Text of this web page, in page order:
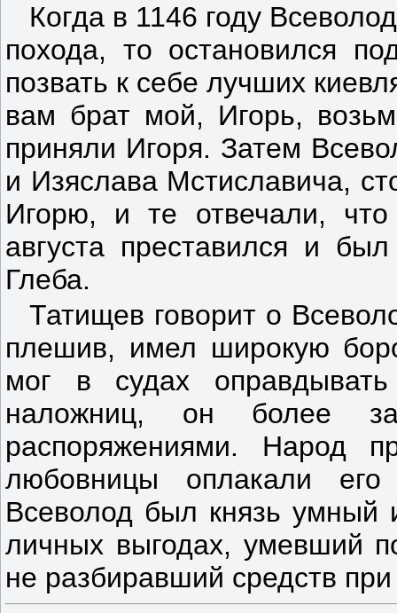
Когда в 1146 году
похода, то остановился
позвать к себе лучших
вам брат мой, Игорь,
приняли Игоря. Затем
и Изяслава Мстиславича,
Игорю, и те отвечали,
августа преставился и
Глеба.
Татищев говорит о
плешив, имел широкую
мог в судах
наложниц, он более
распоряжениями. Народ
любовницы оплакали
Всеволод был князь умный
личных выгодах, умевший
не разбиравший средств